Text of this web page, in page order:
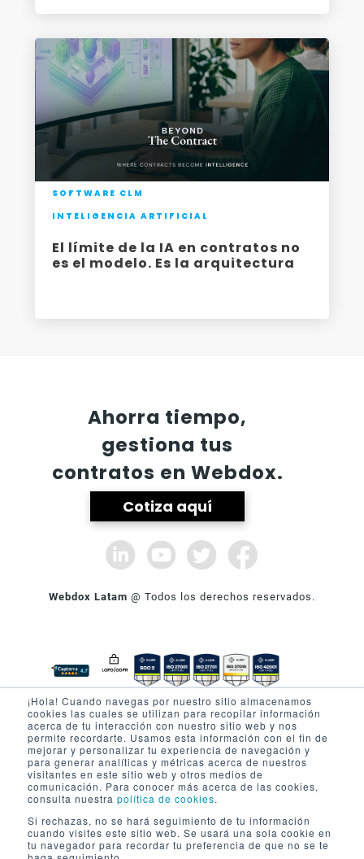
¡Hola! Cuando navegas por nuestro sitio almacenamos
cookies las cuales se utilizan para recopilar información
acerca de tu interacción con nuestro sitio web y nos
permite recordarte. Usamos esta información con el fin de
mejorar y personalizar tu experiencia de navegación y
para generar analíticas y métricas acerca de nuestros
visitantes en este sitio web y otros medios de
comunicación. Para conocer más acerca de las cookies,
consulta nuestra política de cookies.
Si rechazas, no se hará seguimiento de tu información
cuando visites este sitio web. Se usará una sola cookie en
tu navegador para recordar tu preferencia de que no se te
SOFTWARE CLM
INTELIGENCIA ARTIFICIAL
El límite de la IA en contratos no
es el modelo. Es la arquitectura
Ahorra tiempo,
gestiona tus
contratos en Webdox.
Cotiza aquí
Webdox Latam @ Todos los derechos reservados.
SOBRE WEBDOX
Quienes Somos
Nuestros Partners
Prensa
Términos y condiciones
Trabaja con nosotros
PRODUCTO
Firma electrónica
Seguridad
Privacidad Portal
AYUDA
Lecturas